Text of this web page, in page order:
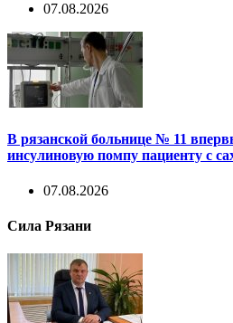
07.08.2026
В рязанской больнице № 11
инсулиновую помпу пациенту с
07.08.2026
Сила Рязани